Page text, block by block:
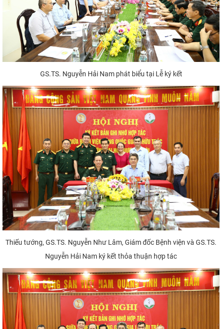
GS.TS. Nguyễn Hải Nam phát biểu tại Lễ ký kết
Thiếu tướng, GS.TS. Nguyễn Như Lâm, Giám đốc Bệnh viện và GS.TS.
Nguyễn Hải Nam ký kết thỏa thuận hợp tác